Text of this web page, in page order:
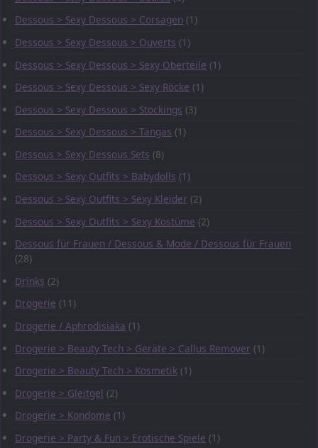
Dessous > Sexy Dessous > Corsagen (1)
Dessous > Sexy Dessous > Ouverts (1)
Dessous > Sexy Dessous > Sexy Oberteile (1)
Dessous > Sexy Dessous > Sexy Röcke (1)
Dessous > Sexy Dessous > Stockings (3)
Dessous > Sexy Dessous > Tangas (1)
Dessous > Sexy Dessous Sets (8)
Dessous > Sexy Outfits > Babydolls (1)
Dessous > Sexy Outfits > Sexy Kleider (2)
Dessous > Sexy Outfits > Sexy Kostüme (2)
Dessous für Frauen / Dessous & Mode / Dessous für Frauen
(28)
Drinks (2)
Drogerie (11)
Drogerie / Aphrodisiaka (1)
Drogerie > Beauty Tech > Geräte > Callus Remover (1)
Drogerie > Beauty Tech > Kosmetik (1)
Drogerie > Gleitgel (2)
Drogerie > Kondome (1)
Drogerie > Party & Fun > Erotische Spiele (1)